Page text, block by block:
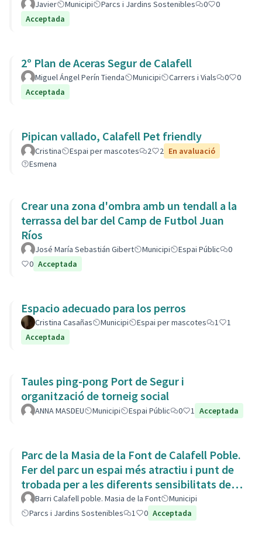
Javier Municipi Parcs i Jardins Sostenibles 0
0
Acceptada
2º Plan de Aceras Segur de Calafell
Miguel Ángel Perín Tienda Municipi Carrers i Vials 0
0
Acceptada
Pipican vallado, Calafell Pet friendly
Cristina Espai per mascotes 2 2 En avaluació
Esmena
Crear una zona d'ombra amb un tendall a la
terrassa del bar del Camp de Futbol Juan
Ríos
José María Sebastián Gibert Municipi Espai Públic
0
0 Acceptada
Espacio adecuado para los perros
Cristina Casañas Municipi Espai per mascotes 1
1
Acceptada
Taules ping-pong Port de Segur i
organització de torneig social
ANNA MASDEU Municipi Espai Públic 0 1 Acceptada
Parc de la Masia de la Font de Calafell Poble.
Fer del parc un espai més atractiu i punt de
trobada per a les diferents sensibilitats del
barri.Barri Calafell poble. Masia de la Font
Municipi
Parcs i Jardins Sostenibles
1 0 Acceptada